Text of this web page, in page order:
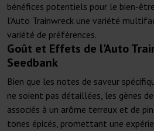
bénéfices potentiels pour le bien-
l'Auto Trainwreck une variété
variété de préférences.
Goût et Effets de l'Auto
Seedbank
Bien que les notes de saveur
ne soient pas détaillées, les gènes
associés à un arôme terreux et de
tones épicés, promettant une